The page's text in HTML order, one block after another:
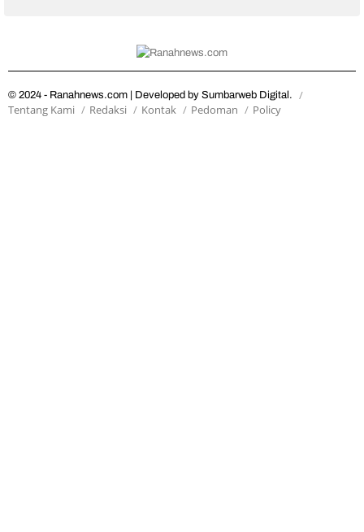
© 2024 - Ranahnews.com | Developed by Sumbarweb Digital.
Tentang Kami Redaksi Kontak Pedoman Policy